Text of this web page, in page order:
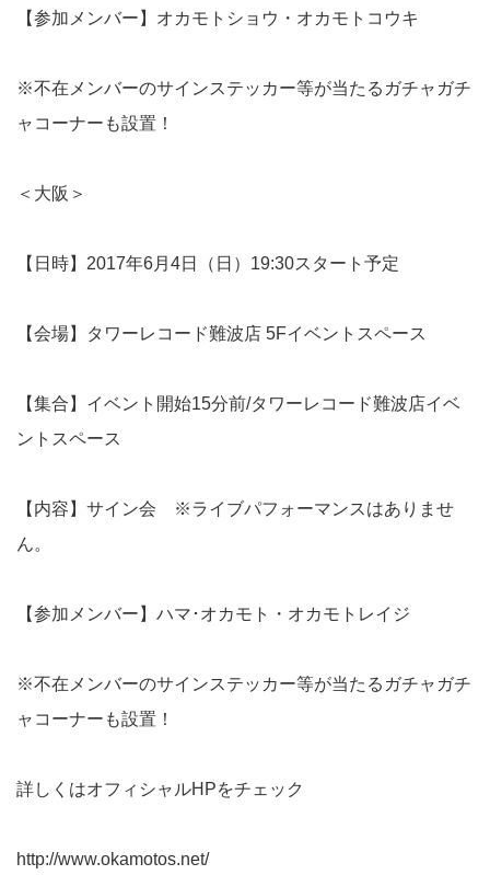
【参加メンバー】オカモトショウ・オカモトコウキ
※不在メンバーのサインステッカー等が当たるガチャガチ
ャコーナーも設置！
＜大阪＞
【日時】2017年6月4日（日）19:30スタート予定
【会場】タワーレコード難波店 5Fイベントスペース
【集合】イベント開始15分前/タワーレコード難波店イベ
ントスペース
【内容】サイン会 ※ライブパフォーマンスはありませ
ん。
【参加メンバー】ハマ･オカモト・オカモトレイジ
※不在メンバーのサインステッカー等が当たるガチャガチ
ャコーナーも設置！
詳しくはオフィシャルHPをチェック
http://www.okamotos.net/